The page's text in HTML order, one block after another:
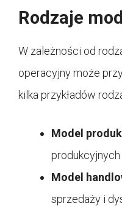
Rodzaje
W zależności od
operacyjny może
kilka przykładów
Model
Model
sprzedaży i